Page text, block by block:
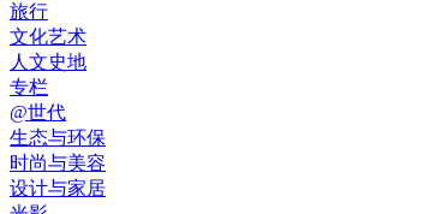
旅行
文化艺术
人文史地
专栏
@世代
生态与环保
时尚与美容
设计与家居